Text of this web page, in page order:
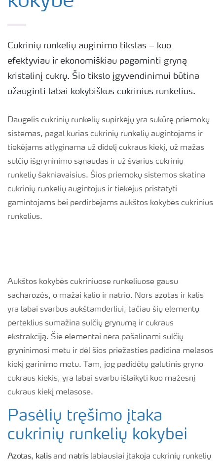
Cukrinių runkelių auginimo tikslas – kuo
efektyviau ir ekonomiškiau pagaminti gryną
kristalinį cukrų. Šio tikslo įgyvendinimui būtina
užauginti labai kokybiškus cukrinius runkelius.
Daugelis cukrinių runkelių supirkėjų yra sukūrę priemokų
sistemas, pagal kurias cukrinių runkelių augintojams ir
tiekėjams atlyginama už didelį cukraus kiekį, už mažas
sulčių išgryninimo sąnaudas ir už švarius cukrinių
runkelių šakniavaisius. Šios priemokų sistemos skatina
cukrinių runkelių augintojus ir tiekėjus pristatyti
gamintojams bei perdirbėjams aukštos kokybės cukrinius
runkelius.
Aukštos kokybės cukriniuose runkeliuose gausu
sacharozės, o mažai kalio ir natrio. Nors azotas ir kalis
yra labai svarbus aukštamderliui, tačiau šių elementų
perteklius sumažina sulčių grynumą ir cukraus
ekstrakciją. Šie elementai nėra pašalinami sulčių
gryninimosi metu ir dėl šios priežasties padidina melasos
kiekį garinimo metu. Tam, jog padidėtų galutinis gryno
cukraus kiekis, yra labai svarbu išlaikyti kuo mažesnį
cukraus kiekį melasose.
Pasėlių tręšimo įtaka
cukrinių runkelių kokybei
Azotas, kalisand natrislabiausiai įtakoja cukrinių runkelių